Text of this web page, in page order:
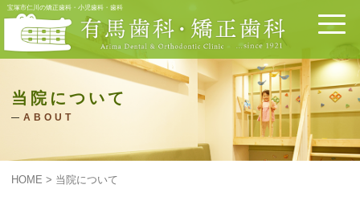
宝塚市仁川の矯正歯科・小児歯科・歯科
当院について
ABOUT
HOME > 当院について